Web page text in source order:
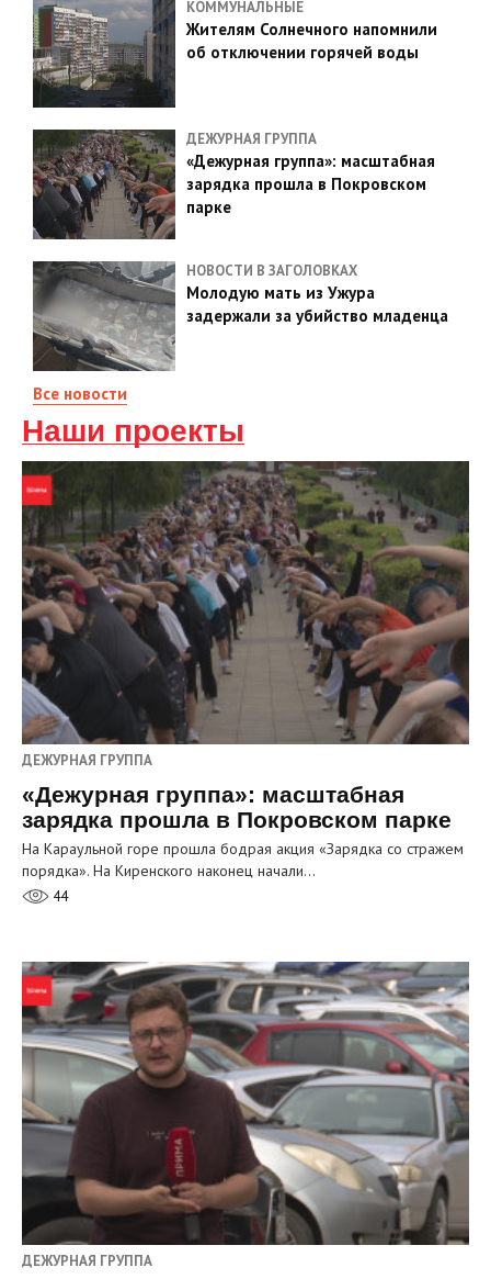
КОММУНАЛЬНЫЕ
Жителям Солнечного напомнили
об отключении горячей воды
ДЕЖУРНАЯ ГРУППА
«Дежурная группа»: масштабная
зарядка прошла в Покровском
парке
НОВОСТИ В ЗАГОЛОВКАХ
Молодую мать из Ужура
задержали за убийство младенца
Все новости
Наши проекты
ДЕЖУРНАЯ ГРУППА
«Дежурная группа»: масштабная
зарядка прошла в Покровском парке
На Караульной горе прошла бодрая акция «Зарядка со стражем
порядка». На Киренского наконец начали…
44
ДЕЖУРНАЯ ГРУППА